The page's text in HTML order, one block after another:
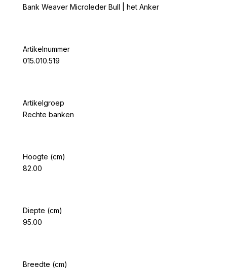
Bank Weaver Microleder Bull | het Anker
Artikelnummer
015.010.519
Artikelgroep
Rechte banken
Hoogte (cm)
82.00
Diepte (cm)
95.00
Breedte (cm)